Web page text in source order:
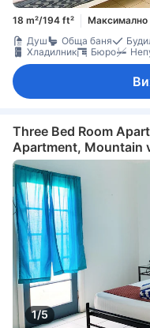
18 m²/194 ft² Максимално
Душ
Обща баня
Хладилник
Бюро
Three Bed Room
Apartment, Mountain
1/5